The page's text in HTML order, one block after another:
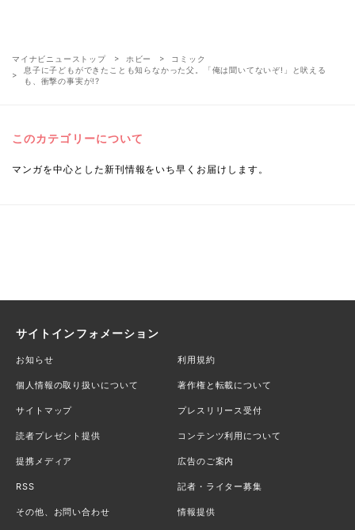
マイナビニューストップ ホビー
コミック
息子に子どもができたことも知らなかった父。「俺は聞いてないぞ!」と吠える
も、衝撃の事実が!?
このカテゴリーについて
マンガを中心とした新刊情報をいち早くお届けします。
サイトインフォメーション
お知らせ 利用規約
個人情報の取り扱いについて 著作権と転載について
サイトマップ プレスリリース受付
読者プレゼント提供 コンテンツ利用について
提携メディア 広告のご案内
RSS 記者・ライター募集
その他、お問い合わせ 情報提供